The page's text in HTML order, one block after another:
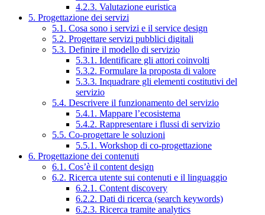
4.2.3. Valutazione euristica
5. Progettazione dei servizi
5.1. Cosa sono i servizi e il service design
5.2. Progettare servizi pubblici digitali
5.3. Definire il modello di servizio
5.3.1. Identificare gli attori coinvolti
5.3.2. Formulare la proposta di valore
5.3.3. Inquadrare gli elementi costitutivi del
servizio
5.4. Descrivere il funzionamento del servizio
5.4.1. Mappare l’ecosistema
5.4.2. Rappresentare i flussi di servizio
5.5. Co-progettare le soluzioni
5.5.1. Workshop di co-progettazione
6. Progettazione dei contenuti
6.1. Cos’è il content design
6.2. Ricerca utente sui contenuti e il linguaggio
6.2.1. Content discovery
6.2.2. Dati di ricerca (search keywords)
6.2.3. Ricerca tramite analytics